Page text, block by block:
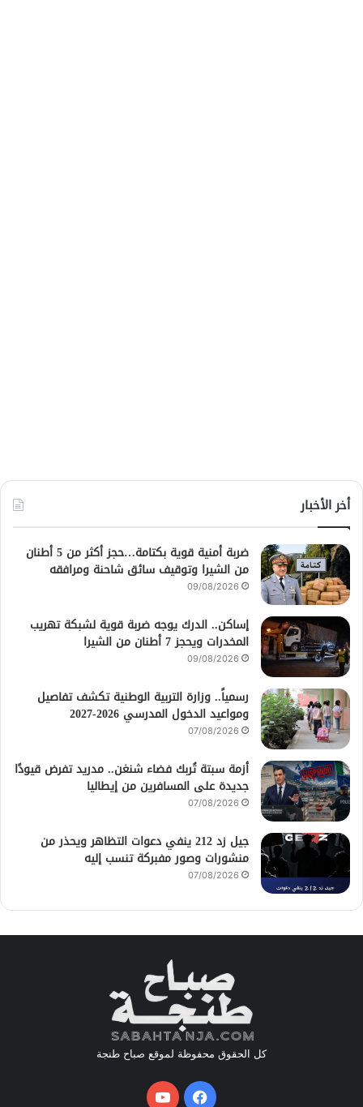
أخر الأخبار
ضربة أمنية قوية بكتامة…حجز أكثر من 5 أطنان
من الشيرا وتوقيف سائق شاحنة ومرافقه
09/08/2026
إساكن.. الدرك يوجه ضربة قوية لشبكة تهريب
المخدرات ويحجز 7 أطنان من الشيرا
09/08/2026
رسمياً.. وزارة التربية الوطنية تكشف تفاصيل
ومواعيد الدخول المدرسي 2026-2027
07/08/2026
أزمة سبتة تُربك فضاء شنغن.. مدريد تفرض قيودًا
جديدة على المسافرين من إيطاليا
07/08/2026
جيل زد 212 ينفي دعوات التظاهر ويحذر من
منشورات وصور مفبركة تنسب إليه
07/08/2026
كل الحقوق محفوظة لموقع صباح طنجة
فيسبوكيوتيوب